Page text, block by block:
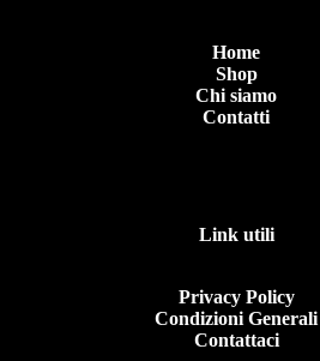
Home
Shop
Chi siamo
Contatti
Link utili
Privacy Policy
Condizioni Generali
Contattaci